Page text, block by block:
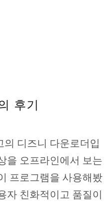
후기
디즈니 다운로더입
을 오프라인에서 보는
프로그램을 사용해봤
자 친화적이고 품질이